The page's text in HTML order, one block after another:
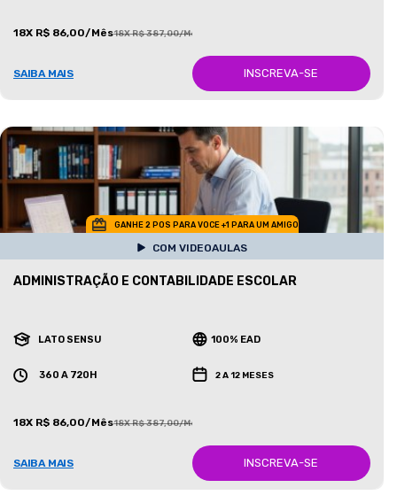
18X R$ 86,00/Mês18X R$ 387,00/Mês
SAIBA MAIS INSCREVA-SE
GANHE 2 POS PARA VOCE +1 PARA UM AMIGO
COM VIDEOAULAS
ADMINISTRAÇÃO E CONTABILIDADE ESCOLAR
LATO SENSU 100% EAD
360 A 720H 2 A 12 MESES
18X R$ 86,00/Mês18X R$ 387,00/Mês
SAIBA MAIS INSCREVA-SE